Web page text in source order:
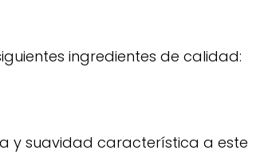
ingredientes de calidad:
y suavidad característica a este